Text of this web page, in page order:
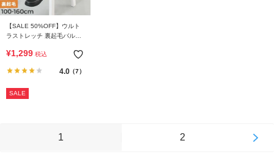
【SALE 50%OFF】ウルト
ラストレッチ 裏起毛バルー
¥1,299 税込
4.0（7）
SALE
1 2